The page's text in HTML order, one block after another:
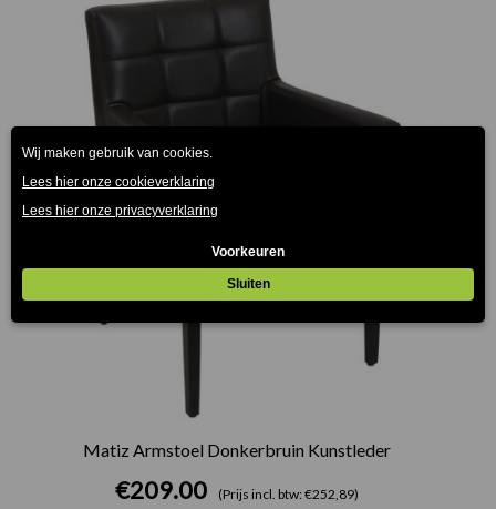
Matiz Armstoel Donkerbruin Kunstleder
€209.00 (Prijs incl. btw: €252,89)